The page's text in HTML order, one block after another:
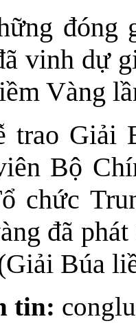
đóng
vinh dự
Vàng
trao Giải
Bộ
chức
đã
Búa
tin: